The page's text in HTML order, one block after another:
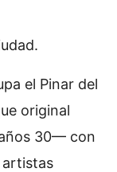
el Pinar del
original
30— con
artistas